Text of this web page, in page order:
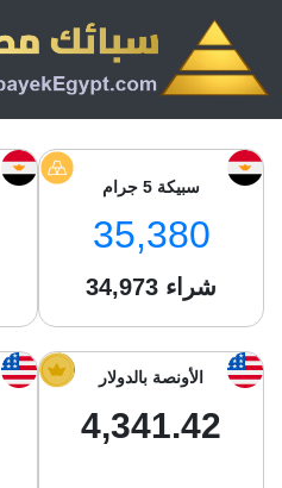
أسعار الذهب
سعر الذهب عيار 24
سعر جنيه الذهب
سبائك الذهب
بي تي سي
سام
سليمة جولد
أسعار الفضة اليوم
سبائك الفضة
بي تي سي
جونير
نجم الدين
من نحن
سبيكة 5 جرام
35,380
34,973 شراء
الأونصة بالدولار
4,341.42